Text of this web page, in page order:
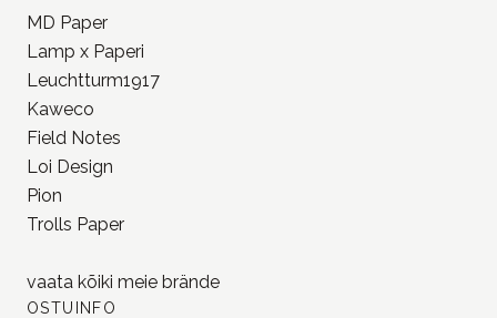
MD Paper
Lamp x Paperi
Leuchtturm1917
Kaweco
Field Notes
Loi Design
Pion
Trolls Paper
vaata kõiki meie brände
OSTUINFO